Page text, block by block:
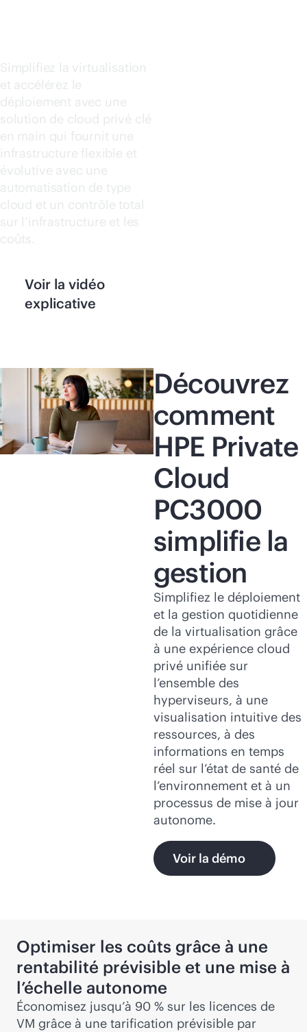
Simplifiez la virtualisation
et accélérez le
déploiement avec une
solution de cloud privé clé
en main qui fournit une
infrastructure flexible et
évolutive avec une
automatisation de type
cloud et un contrôle total
sur l’infrastructure et les
coûts.
Voir la vidéo
explicative
Découvrez
comment
HPE Private
Cloud
PC3000
simplifie la
gestion
Simplifiez le déploiement
et la gestion quotidienne
de la virtualisation grâce
à une expérience cloud
privé unifiée sur
l’ensemble des
hyperviseurs, à une
visualisation intuitive des
ressources, à des
informations en temps
réel sur l’état de santé de
l’environnement et à un
processus de mise à jour
autonome.
Voir la démo
Optimiser les coûts grâce à une
rentabilité prévisible et une mise à
l’échelle autonome
Économisez jusqu’à 90 % sur les licences de
VM grâce à une tarification prévisible par